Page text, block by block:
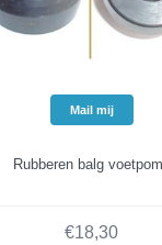
Mail mij
Rubberen balg
€18,30